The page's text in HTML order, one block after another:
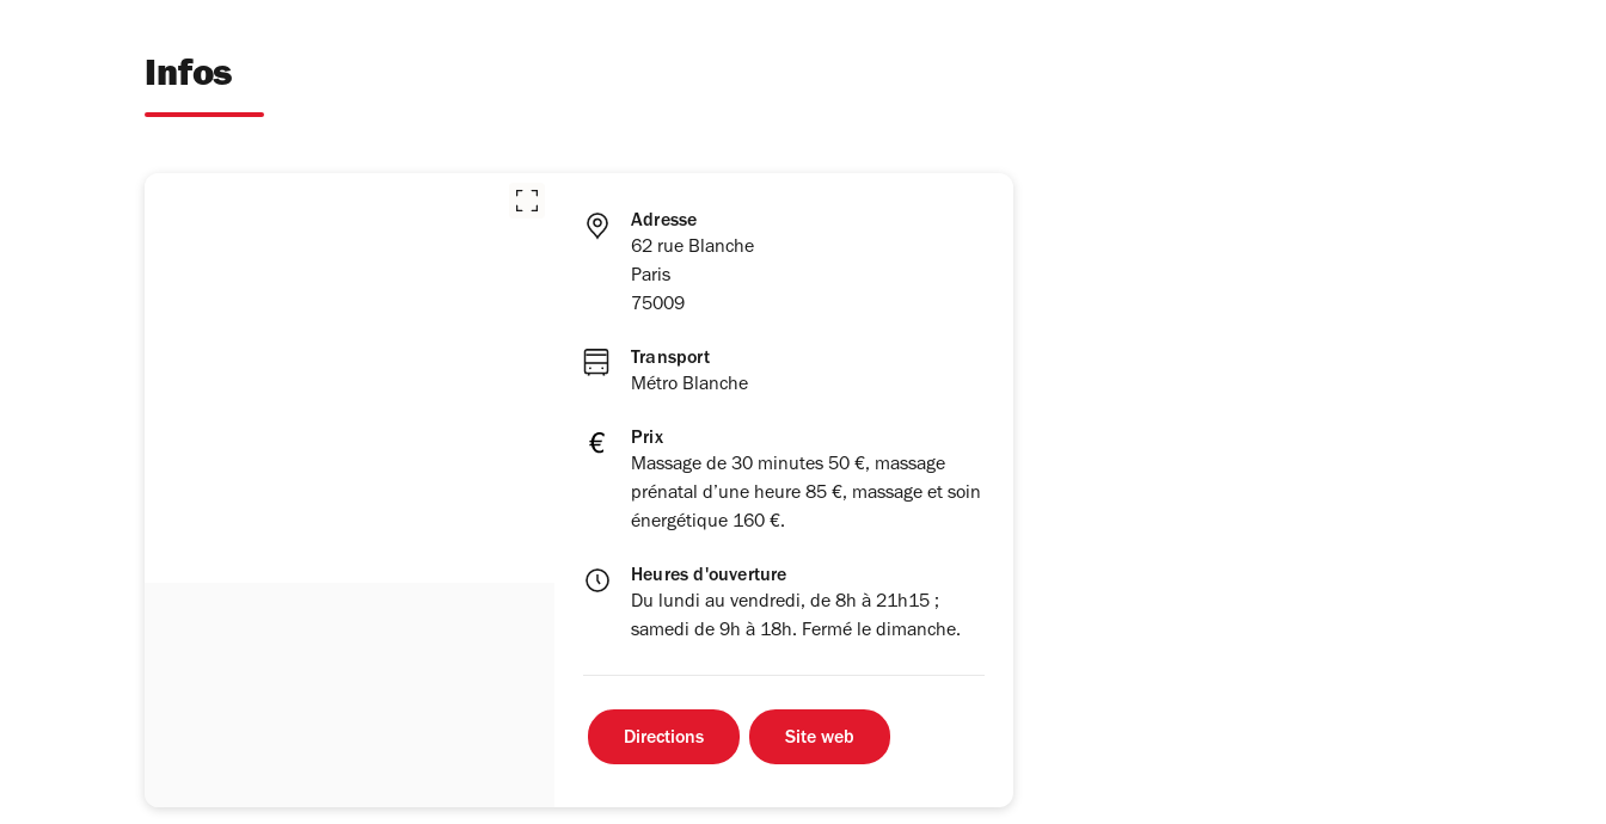
Infos
Adresse
62 rue Blanche
Paris
75009
Transport
Métro Blanche
Prix
Massage de 30 minutes 50 €, massage
prénatal d’une heure 85 €, massage et soin
énergétique 160 €.
Heures d'ouverture
Du lundi au vendredi, de 8h à 21h15 ;
samedi de 9h à 18h. Fermé le dimanche.
Directions Site web